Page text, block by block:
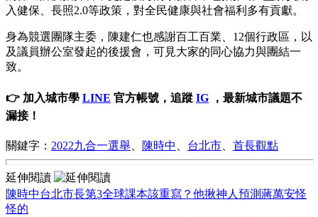
入健保、長照2.0等政策，對全民健康與社會福利多有貢獻。
身為競選團隊主委，陳建仁也感謝百工百業、12個行政區，以
及議員辦公室發起的後援會，可見大家的同心協力與團結一
致。
👉 加入城市學 LINE 官方帳號，追蹤 IG ，最新城市議題不
漏接！
關鍵字： 2022九合一選舉 陳時中 台北市 首長觀點
延伸閱讀
陳時中台北市長第3全球課本該重寫？他揪神人預測蔣萬安怪
怪的